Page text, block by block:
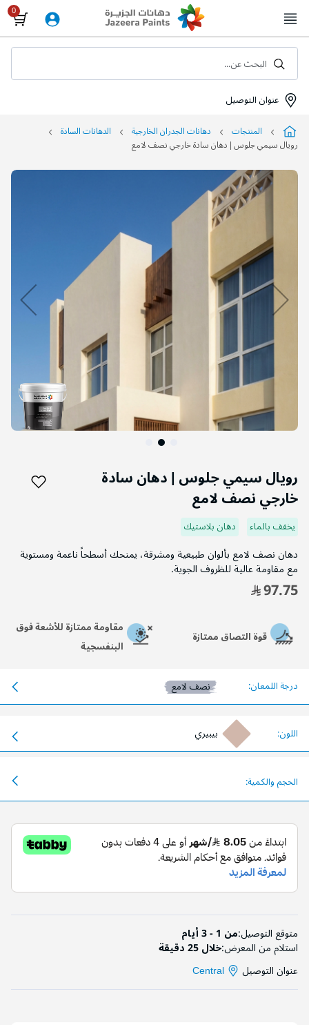
to
Content
عنوان التوصيل
البحث عن...
المنتجات دهانات الجدران الخارجية
الدهانات السادة
رويال سيمي جلوس | دهان سادة خارجي نصف لامع
رويال سيمي جلوس | دهان سادة
خارجي نصف لامع
يخفف بالماء دهان بلاستيك
دهان نصف لامع بألوان طبيعية ومشرقة، يمنحك أسطحاً ناعمة ومستوية
مع مقاومة عالية للظروف الجوية.
97.75
قوة التصاق ممتازة
مقاومة ممتازة للأشعة فوق
البنفسجية
درجة اللمعان: نصف لامع
اللون: بيبيري
الحجم والكمية:
متوقع التوصيل:من 1 - 3 أيام
استلام من المعرض:خلال 25 دقيقة
عنوان التوصيل
Central
التخطي
بداية
معرض
الصور